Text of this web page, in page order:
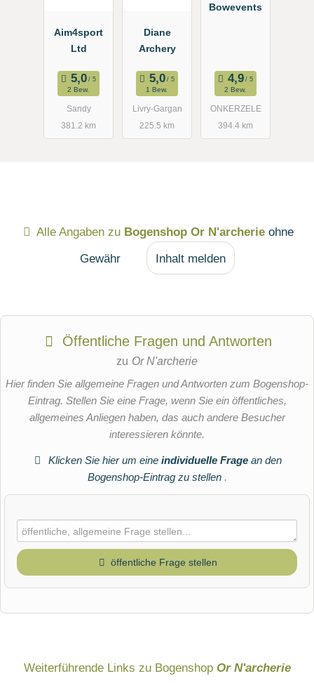
Aim4sport
Ltd
2 Bew.
Sandy
381.2 km
Diane
Archery
1 Bew.
Livry-Gargan
225.5 km
Bowevents
2 Bew.
ONKERZELE
394.4 km
Alle Angaben zu Bogenshop Or N'archerie ohne
Gewähr
Inhalt melden
Öffentliche Fragen und Antworten
zu Or N'archerie
Hier finden Sie allgemeine Fragen und Antworten zum Bogenshop-
Eintrag. Stellen Sie eine Frage, wenn Sie ein öffentliches,
allgemeines Anliegen haben, das auch andere Besucher
interessieren könnte.
Klicken Sie hier um eineindividuelle Frage an den
Bogenshop-Eintrag zu stellen .
öffentliche Frage stellen
Weiterführende Links zu Bogenshop Or N'archerie